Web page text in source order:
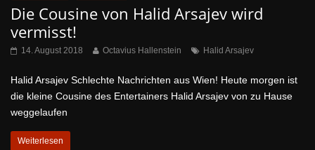
Die Cousine von Halid Arsajev wird
vermisst!
14. August 2018 Octavius Hallenstein Halid Arsajev
Halid Arsajev Schlechte Nachrichten aus Wien! Heute morgen ist
die kleine Cousine des Entertainers Halid Arsajev von zu Hause
weggelaufen
Weiterlesen